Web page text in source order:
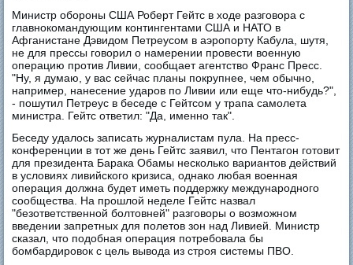
Министр обороны США Роберт Гейтс в ходе разговора с
главнокомандующим контингентами США и НАТО в
Афганистане Дэвидом Петреусом в аэропорту Кабула, шутя,
не для прессы говорил о намерении провести военную
операцию против Ливии, сообщает агентство Франс Пресс.
"Ну, я думаю, у вас сейчас планы покрупнее, чем обычно,
например, нанесение ударов по Ливии или еще что-нибудь?",
- пошутил Петреус в беседе с Гейтсом у трапа самолета
министра. Гейтс ответил: "Да, именно так".
Беседу удалось записать журналистам пула. На пресс-
конференции в тот же день Гейтс заявил, что Пентагон готовит
для президента Барака Обамы несколько вариантов действий
в условиях ливийского кризиса, однако любая военная
операция должна будет иметь поддержку международного
сообщества. На прошлой неделе Гейтс назвал
"безответственной болтовней" разговоры о возможном
введении запретных для полетов зон над Ливией. Министр
сказал, что подобная операция потребовала бы
бомбардировок с цель вывода из строя системы ПВО.